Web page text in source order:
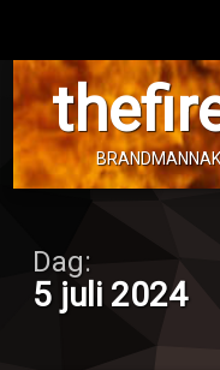
Personal
Fordon
Hoppa
till
innehåll
Dag:
5 juli 2024